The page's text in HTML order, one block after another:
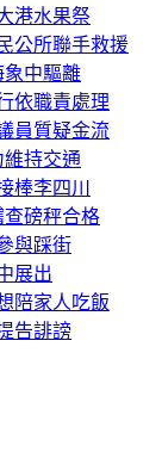
港水果祭
公所聯手救援
象中驅離
依職責處理
員質疑金流
維持交通
棒李四川
查磅秤合格
與踩街
展出
陪家人吃飯
告誹謗